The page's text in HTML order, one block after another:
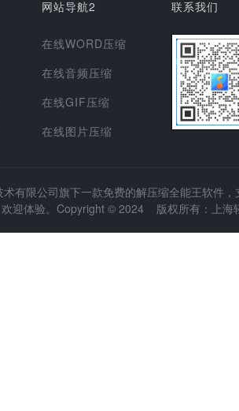
网站导航2
在线WORD压缩
在线音频压缩
在线GIF压缩
在线图片压缩
联系我们
术有限公司旗下一款免费的解压缩全能王软件
欢迎体验。Copyright © 2024 版权所有：上